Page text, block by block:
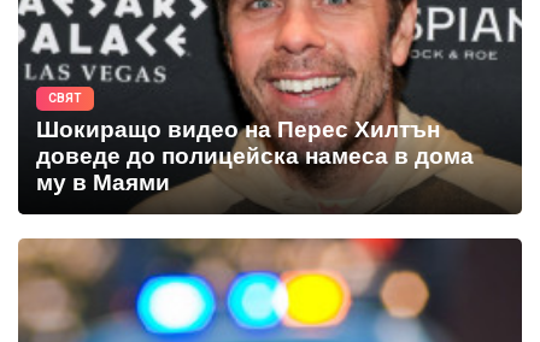
СВЯТ
Шокиращо видео на Перес Хилтън
доведе до полицейска намеса в дома
му в Маями